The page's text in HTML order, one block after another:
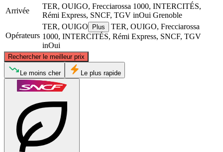
Arrivée
TER, OUIGO, Frecciarossa 1000, INTERCITÉS,
Rémi Express, SNCF, TGV inOui Grenoble
Opérateurs
TER, OUIGO Plus
TER, OUIGO, Frecciarossa
1000, INTERCITÉS, Rémi Express, SNCF, TGV
inOui
Rechercher le meilleur prix
Tours
Le moins cher Le plus rapide